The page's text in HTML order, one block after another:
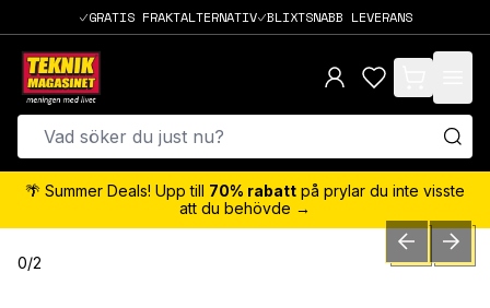
GRATIS FRAKTALTERNATIV BLIXTSNABB LEVERANS
items in cart,
🌴 Summer Deals! Upp till 70% rabatt på prylar du inte visste
att du behövde →
0/2 PREVIOUSNEXT